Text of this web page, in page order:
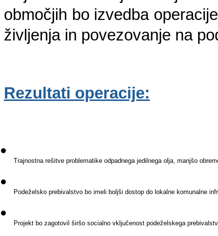
območjih bo izvedba
življenja in povezovanje na
Rezultati operacije:
Trajnostna rešitve problematike odpadnega jedilnega olja, manjšo
Podeželsko prebivalstvo bo imeli boljši dostop do lokalne komunalne
Projekt bo zagotovil širšo socialno vključenost podeželskega